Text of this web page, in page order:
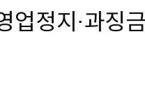
업정지·과징